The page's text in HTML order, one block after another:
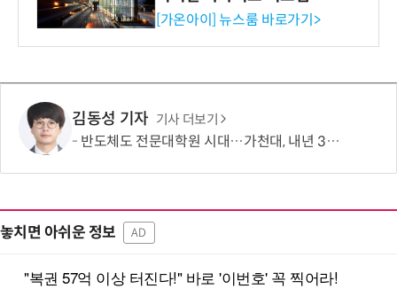
수행
[가온아이] 뉴스룸 바로가기>
김동성 기자 기사 더보기
반도체도 전문대학원 시대…가천대, 내년 3월 30명 모집
놓치면 아쉬운 정보 AD